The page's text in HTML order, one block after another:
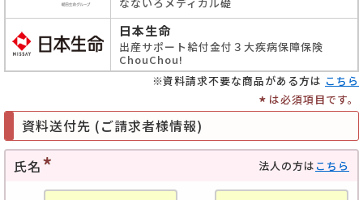
日本生命
出産サポート給付金付３大疾病保障保険
ChouChou!
資料請求不要な商品がある方は こちら
* は必須項目です。
資料送付先 (ご請求者様情報)
氏名 法人の方は こちら